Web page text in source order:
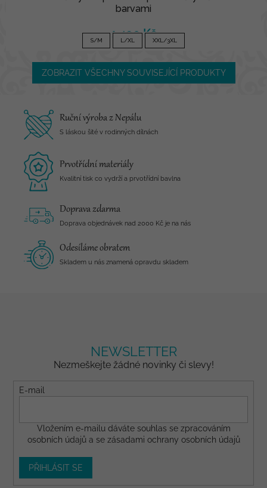
barvami
1 490 Kč
S/M L/XL XXL/3XL
ZOBRAZIT VŠECHNY SOUVISEJÍCÍ PRODUKTY
Ruční výroba z Nepálu
S láskou šité v rodinných dílnách
Prvotřídní materiály
Kvalitní tisk co vydrží a prvotřídní bavlna
Doprava zdarma
Doprava objednávek nad 2000 Kč je na nás
Odesíláme obratem
Skladem u nás znamená opravdu skladem
NEWSLETTER
Nezmeškejte žádné novinky či slevy!
E-mail
Vložením e-mailu dáváte souhlas se zpracováním
osobních údajů a se zásadami ochrany osobních údajů
PŘIHLÁSIT SE